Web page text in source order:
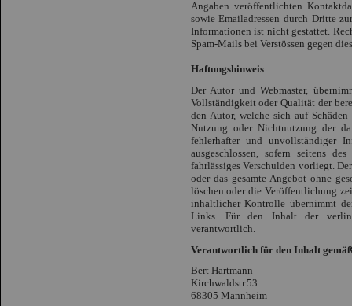
Angaben veröffentlichten
sowie Emailadressen durch Dritte
Informationen ist nicht gestattet.
Spam-Mails bei Verstössen gegen
Haftungshinweis
Der Autor und Webmaster,
Vollständigkeit oder Qualität der
den Autor, welche sich auf
Nutzung oder Nichtnutzung der
fehlerhafter und unvollständiger
ausgeschlossen, sofern seitens
fahrlässiges Verschulden vorliegt.
oder das gesamte Angebot ohne
löschen oder die Veröffentlichung
inhaltlicher Kontrolle übernimmt
Links. Für den Inhalt der
verantwortlich.
Verantwortlich für den Inhalt
Bert Hartmann
Kirchwaldstr.53
68305 Mannheim